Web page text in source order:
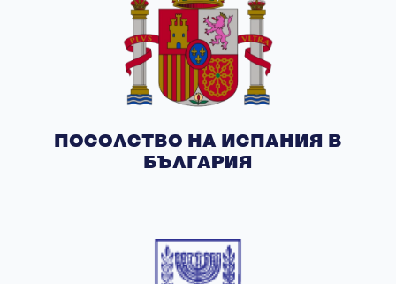
ПОСОЛСТВО НА ИСПАНИЯ В
БЪЛГАРИЯ